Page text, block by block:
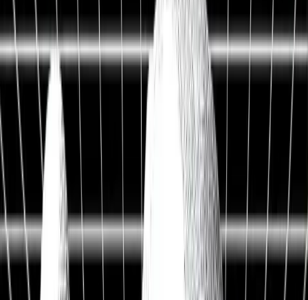
Live Workshop
TERMINAL + API
Kostenlos
Sieh, was andere nicht sehen
Fair Value, KI-Analysen & Screener zu 20.000+ Aktien —
vertraut von BlackRock, Goldman Sachs & Anthropic.
100M+